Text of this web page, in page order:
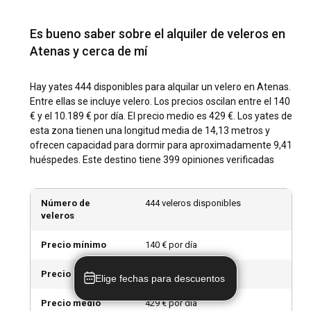
¿Cuáles son las mejores marinas y fondeaderos
en Atenas?
Zea y Flisvos. Estas marinas ofrecen excelentes servicios y
son puntos perfectos para comenzar tu viaje de
navegación.
¿Debería alquilar un velero en Atenas con o sin
patrón?
de necesidades. Los principiantes pueden optar por un
alquiler de velero con patrón en Atenas, mientras que los
alquiler sin tripulación.
¿Debería alquilar un velero en Atenas con o sin
tripulación?
Es bueno saber sobre el alquiler de veleros en
Atenas y cerca de mí
Hay yates 444 disponibles para alquilar un velero en Atenas.
Entre ellas se incluye velero. Los precios oscilan entre el 140
€ y el 10.189 € por día. El precio medio es 429 €. Los yates de
esta zona tienen una longitud media de 14,13 metros y
ofrecen capacidad para dormir para aproximadamente 9,41
huéspedes. Este destino tiene 399 opiniones verificadas
Número de
veleros
444 veleros disponibles
Precio mínimo 140 € por día
Precio máximo 10.189 € por día
Precio medio 429 € por día
Elige fechas para descuentos